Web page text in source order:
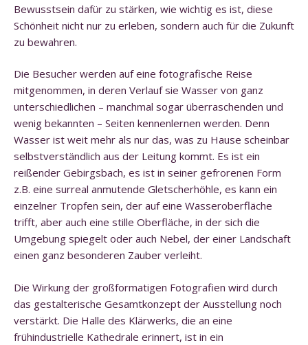
Bewusstsein dafür zu stärken, wie wichtig es ist, diese
Schönheit nicht nur zu erleben, sondern auch für die Zukunft
zu bewahren.
Die Besucher werden auf eine fotografische Reise
mitgenommen, in deren Verlauf sie Wasser von ganz
unterschiedlichen – manchmal sogar überraschenden und
wenig bekannten – Seiten kennenlernen werden. Denn
Wasser ist weit mehr als nur das, was zu Hause scheinbar
selbstverständlich aus der Leitung kommt. Es ist ein
reißender Gebirgsbach, es ist in seiner gefrorenen Form
z.B. eine surreal anmutende Gletscherhöhle, es kann ein
einzelner Tropfen sein, der auf eine Wasseroberfläche
trifft, aber auch eine stille Oberfläche, in der sich die
Umgebung spiegelt oder auch Nebel, der einer Landschaft
einen ganz besonderen Zauber verleiht.
Die Wirkung der großformatigen Fotografien wird durch
das gestalterische Gesamtkonzept der Ausstellung noch
verstärkt. Die Halle des Klärwerks, die an eine
frühindustrielle Kathedrale erinnert, ist in ein